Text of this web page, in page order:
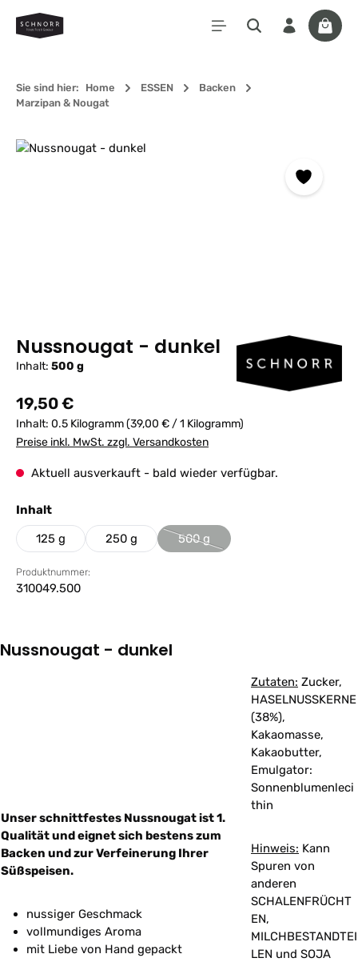
Zum Hauptinhalt springen
Sie sind hier: Home ESSEN
Backen
Marzipan & Nougat
Bildergalerie überspringen
Nussnougat - dunkel
Inhalt: 500 g
Regulärer Preis:
19,50 €
Inhalt: 0.5 Kilogramm(39,00 € / 1 Kilogramm)
Preise inkl. MwSt. zzgl. Versandkosten
Aktuell ausverkauft - bald wieder verfügbar.
Inhaltauswählen
125 g 250 g 500 g
(Diese Option ist zurzeit nicht
Produktnummer:
310049.500
Nussnougat - dunkel
Unser schnittfestes Nussnougat ist 1.
Qualität und eignet sich bestens zum
Backen und zur Verfeinerung Ihrer
Süßspeisen.
nussiger Geschmack
vollmundiges Aroma
mit Liebe von Hand gepackt
Zutaten: Zucker,
HASELNUSSKERNE
(38%),
Kakaomasse,
Kakaobutter,
Emulgator:
Sonnenblumenleci
thin
Hinweis: Kann
Spuren von
anderen
SCHALENFRÜCHT
EN,
MILCHBESTANDTEI
LEN und SOJA